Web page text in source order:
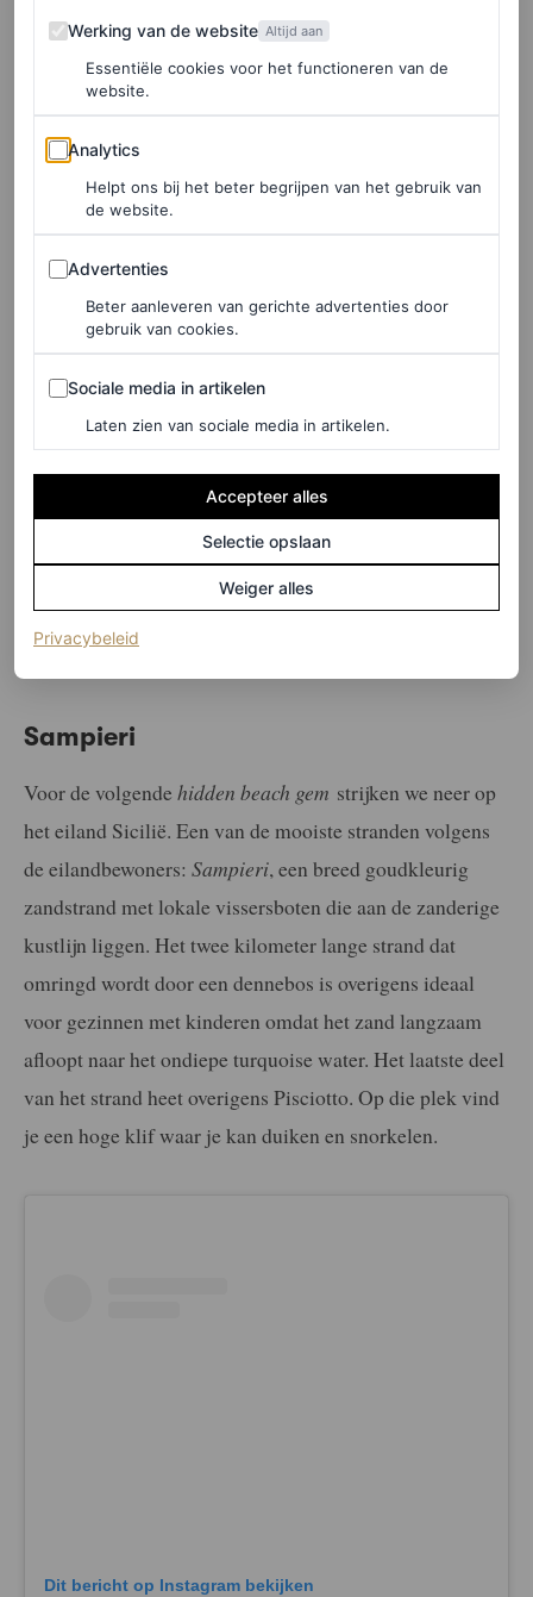
drukte van de bekendere kustplaatsen. Een authentieke
Italiaanse ervaring.
LEES OOK
‘Ik bracht een bezoek aan Georgië en daar
wil jij ook heen als foodie’
Sampieri
Voor de volgende hidden beach gem strijken we neer op
het eiland Sicilië. Een van de mooiste stranden volgens
de eilandbewoners: Sampieri, een breed goudkleurig
zandstrand met lokale vissersboten die aan de zanderige
kustlijn liggen. Het twee kilometer lange strand dat
omringd wordt door een dennebos is overigens ideaal
voor gezinnen met kinderen omdat het zand langzaam
afloopt naar het ondiepe turquoise water. Het laatste deel
van het strand heet overigens Pisciotto. Op die plek vind
je een hoge klif waar je kan duiken en snorkelen.
Dit bericht op Instagram bekijken
Werking van de website
Werking van de website Altijd aan
Essentiële cookies voor het functioneren van de
website.
Analytics
Analytics
Helpt ons bij het beter begrijpen van het gebruik van
de website.
Advertenties
Advertenties
Beter aanleveren van gerichte advertenties door
gebruik van cookies.
Sociale media in artikelen
Sociale media in artikelen
Laten zien van sociale media in artikelen.
Accepteer alles
Selectie opslaan
Weiger alles
Privacybeleid